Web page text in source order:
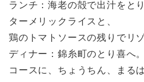
ランチ：海老の殻で出汁をとり
ターメリックライスと、
鶏のトマトソースの残りでリ
ディナー：錦糸町のとり喜へ。
コースに、ちょうちん、まる